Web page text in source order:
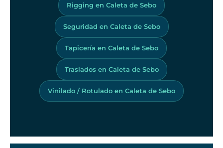
Rigging en Caleta de Sebo
Seguridad en Caleta de Sebo
Tapicería en Caleta de Sebo
Traslados en Caleta de Sebo
Vinilado / Rotulado en Caleta de Sebo